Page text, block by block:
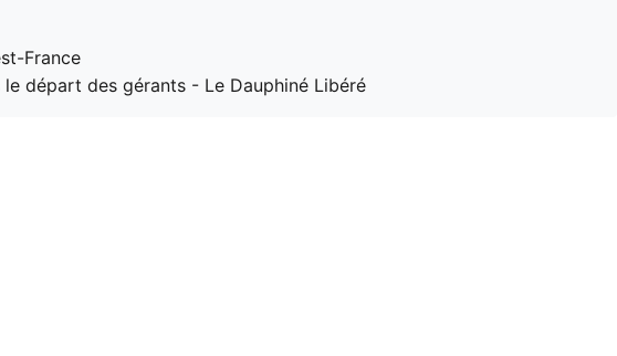
France
départ des gérants - Le Dauphiné Libéré